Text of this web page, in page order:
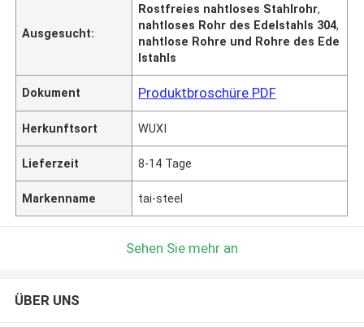
Ausgesucht:
Rostfreies nahtloses Stahlrohr,
nahtloses Rohr des Edelstahls 304,
nahtlose Rohre und Rohre des Ede
lstahls
Dokument Produktbroschüre PDF
Herkunftsort WUXI
Lieferzeit 8-14 Tage
Markenname tai-steel
Sehen Sie mehr an
ÜBER UNS